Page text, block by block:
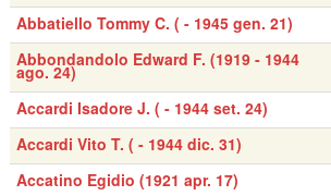
Abbatiello Tommy C. ( - 1945 gen. 21)
Abbondandolo Edward F. (1919 - 1944
ago. 24)
Accardi Isadore J. ( - 1944 set. 24)
Accardi Vito T. ( - 1944 dic. 31)
Accatino Egidio (1921 apr. 17)